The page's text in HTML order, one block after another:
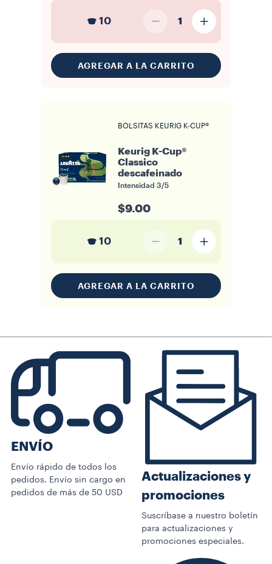
10 1
AGREGAR A LA CARRITO
BOLSITAS KEURIG K-CUP®
Keurig K-Cup®
Classico
descafeinado
Intensidad 3/5
$9.00
10 1
AGREGAR A LA CARRITO
ENVÍO
Envío rápido de todos los
pedidos. Envío sin cargo en
pedidos de más de 50 USD
Actualizaciones y
promociones
Suscríbase a nuestro boletín
para actualizaciones y
promociones especiales.